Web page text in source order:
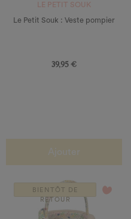
LE PETIT SOUK
Le Petit Souk : Veste pompier
39,95 €
BIENTÔT DE
RETOUR
favorite_border